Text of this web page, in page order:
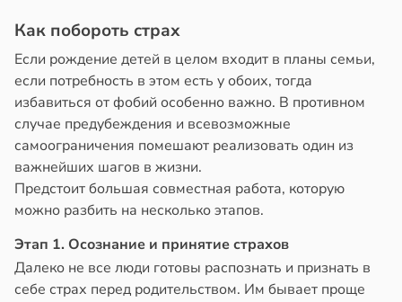
Как побороть страх
Если рождение детей в целом входит в планы семьи,
если потребность в этом есть у обоих, тогда
избавиться от фобий особенно важно. В противном
случае предубеждения и всевозможные
самоограничения помешают реализовать один из
важнейших шагов в жизни.
Предстоит большая совместная работа, которую
можно разбить на несколько этапов.
Этап 1. Осознание и принятие страхов
Далеко не все люди готовы распознать и признать в
себе страх перед родительством. Им бывает проще